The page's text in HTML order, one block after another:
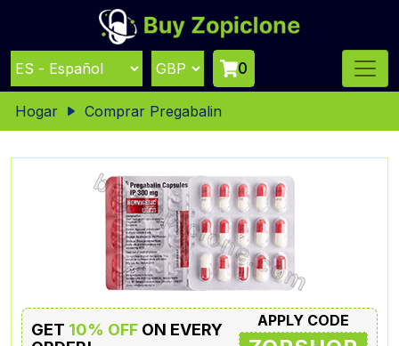
0
Hogar Comprar Pregabalin
GET 10% OFF ON EVERY
APPLY CODE